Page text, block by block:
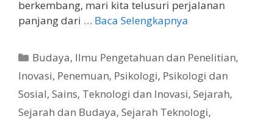
berkembang, mari kita telusuri perjalanan
panjang dari … Baca Selengkapnya
Kategori
Budaya, Ilmu Pengetahuan dan Penelitian,
Inovasi, Penemuan, Psikologi, Psikologi dan
Sosial, Sains, Teknologi dan Inovasi, Sejarah,
Sejarah dan Budaya, Sejarah Teknologi,